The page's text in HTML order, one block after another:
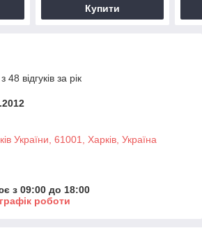
Купити
відгуків за рік
України, 61001, Харків, Україна
з 09:00 до 18:00
роботи